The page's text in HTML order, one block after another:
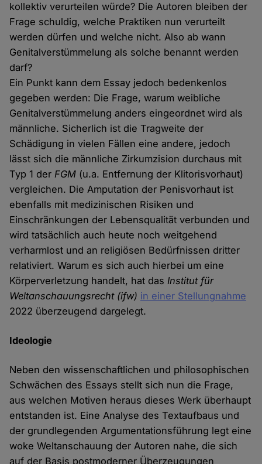
kollektiv verurteilen würde? Die Autoren bleiben der
Frage schuldig, welche Praktiken nun verurteilt
werden dürfen und welche nicht. Also ab wann
Genitalverstümmelung als solche benannt werden
darf?
Ein Punkt kann dem Essay jedoch bedenkenlos
gegeben werden: Die Frage, warum weibliche
Genitalverstümmelung anders eingeordnet wird als
männliche. Sicherlich ist die Tragweite der
Schädigung in vielen Fällen eine andere, jedoch
lässt sich die männliche Zirkumzision durchaus mit
Typ 1 derFGM (u.a. Entfernung der Klitorisvorhaut)
vergleichen. Die Amputation der Penisvorhaut ist
ebenfalls mit medizinischen Risiken und
Einschränkungen der Lebensqualität verbunden und
wird tatsächlich auch heute noch weitgehend
verharmlost und an religiösen Bedürfnissen dritter
relativiert. Warum es sich auch hierbei um eine
Körperverletzung handelt, hat dasInstitut für
Weltanschauungsrecht (ifw) in einer Stellungnahme
2022 überzeugend dargelegt.
Ideologie
Neben den wissenschaftlichen und philosophischen
Schwächen des Essays stellt sich nun die Frage,
aus welchen Motiven heraus dieses Werk überhaupt
entstanden ist. Eine Analyse des Textaufbaus und
der grundlegenden Argumentationsführung legt eine
woke Weltanschauung der Autoren nahe, die sich
auf der Basis postmoderner Überzeugungen